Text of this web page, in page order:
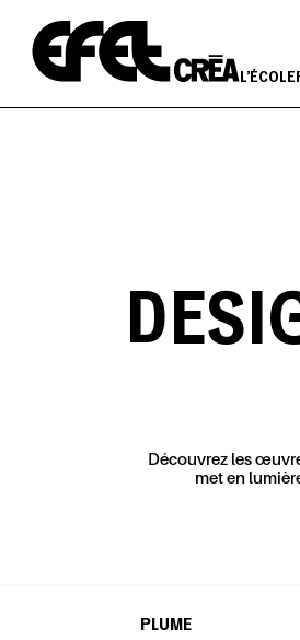
contenu
L'ÉCOLE
Découvrez les
met en
PLUME